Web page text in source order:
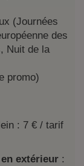
(Journées
des
Nuit de la
promo)
: 7 € / tarif
extérieur :